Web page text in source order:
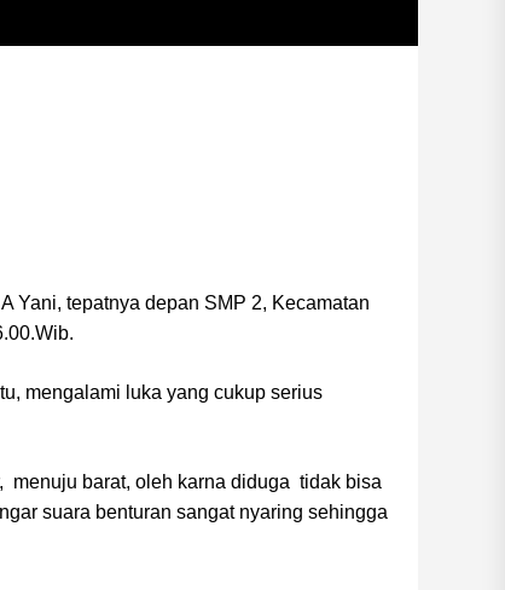
Yani, tepatnya depan SMP 2, Kecamatan
mengalami luka yang cukup serius
menuju barat, oleh karna diduga tidak bisa
suara benturan sangat nyaring sehingga